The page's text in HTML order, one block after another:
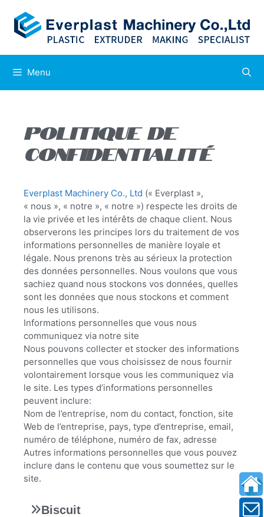
Menu
POLITIQUE DE
CONFIDENTIALITÉ
Everplast Machinery Co., Ltd (« Everplast »,
« nous », « notre », « notre ») respecte les droits de
la vie privée et les intérêts de chaque client. Nous
observerons les principes lors du traitement de vos
informations personnelles de manière loyale et
légale. Nous prenons très au sérieux la protection
des données personnelles. Nous voulons que vous
sachiez quand nous stockons vos données, quelles
sont les données que nous stockons et comment
nous les utilisons.
Informations personnelles que vous nous
communiquez via notre site
Nous pouvons collecter et stocker des informations
personnelles que vous choisissez de nous fournir
volontairement lorsque vous les communiquez via
le site. Les types d’informations personnelles
peuvent inclure:
Nom de l’entreprise, nom du contact, fonction, site
Web de l’entreprise, pays, type d’entreprise, email,
numéro de téléphone, numéro de fax, adresse
Autres informations personnelles que vous pouvez
inclure dans le contenu que vous soumettez sur le
site.
Biscuit